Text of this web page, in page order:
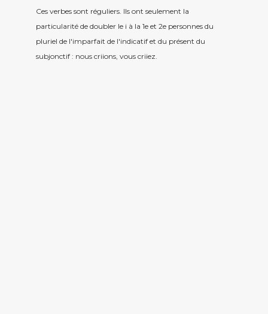
Ces verbes sont réguliers. Ils ont seulement la
particularité de doubler le i à la 1e et 2e personnes du
pluriel de l'imparfait de l'indicatif et du présent du
subjonctif : nous criions, vous criiez.